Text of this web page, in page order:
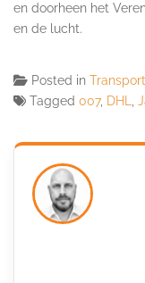
en doorheen het
en de lucht.
Posted in
Tagged 007, DHL,